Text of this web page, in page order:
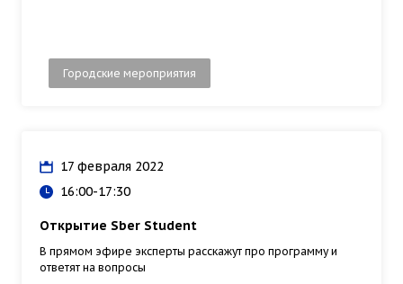
Городские мероприятия
17 февраля 2022
16:00-17:30
Открытие Sber Student
В прямом эфире эксперты расскажут про программу и
ответят на вопросы